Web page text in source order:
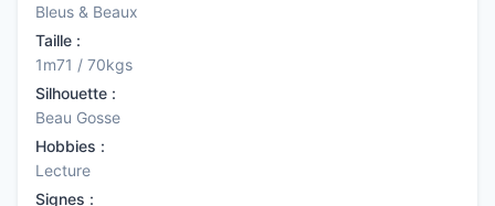
Bleus & Beaux
Taille :
1m71 / 70kgs
Silhouette :
Beau Gosse
Hobbies :
Lecture
Signes :